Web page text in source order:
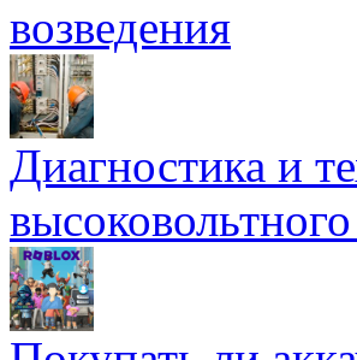
возведения
Диагностика и